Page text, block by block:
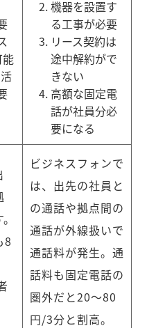
機器を設置す
る工事が必要
リース契約は
途中解約がで
きない
高額な固定電
話が社員分必
要になる
8
ビジネスフォンで
は、出先の社員と
の通話や拠点間の
通話が外線扱いで
通話料が発生。通
話料も固定電話の
圏外だと20〜80
円/3分と割高。